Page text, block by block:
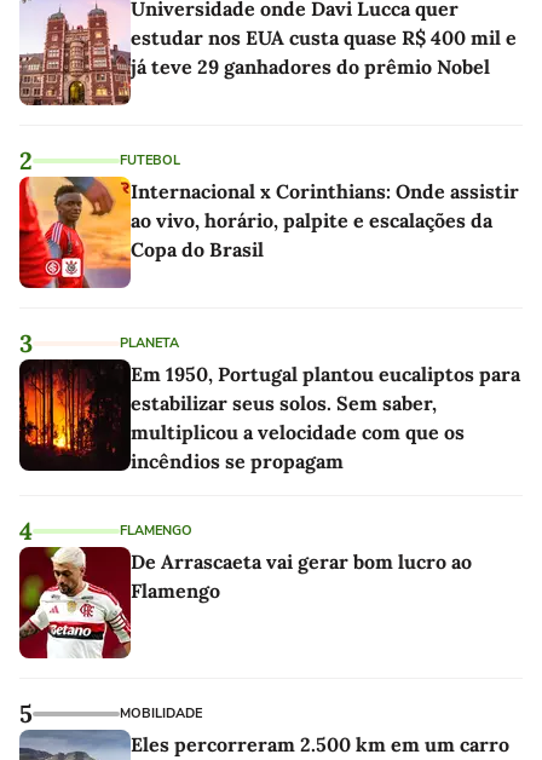
Universidade onde Davi Lucca quer
estudar nos EUA custa quase R$ 400 mil e
já teve 29 ganhadores do prêmio Nobel
2 FUTEBOL
Internacional x Corinthians: Onde assistir
ao vivo, horário, palpite e escalações da
Copa do Brasil
3 PLANETA
Em 1950, Portugal plantou eucaliptos para
estabilizar seus solos. Sem saber,
multiplicou a velocidade com que os
incêndios se propagam
4 FLAMENGO
De Arrascaeta vai gerar bom lucro ao
Flamengo
5 MOBILIDADE
Eles percorreram 2.500 km em um carro